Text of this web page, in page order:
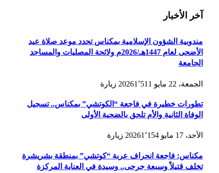
آخر الأخبار
مندوبية الشؤون الإسلامية بمكناس تحدد موعد صلاة عيد
الأضحى لعام 1447هـ/2026م ولائحة المصليات والمساجد
الجامعة
الجمعة، 22 مايو 2026 1٬511 زيارة
تطورات خطيرة في فاجعة “الكوتشي” بمكناس.. تسجيل
الوفاة الثانية والأم تلحق بالضحية الأولى
الأحد، 17 مايو 2026 1٬154 زيارة
مكناس: فاجعة انحراف عربة “كوتشي” بمنطقة بشريشرة
تخلف قتيلاً وسبعة جرحى.. وسيدة في العناية المركزة